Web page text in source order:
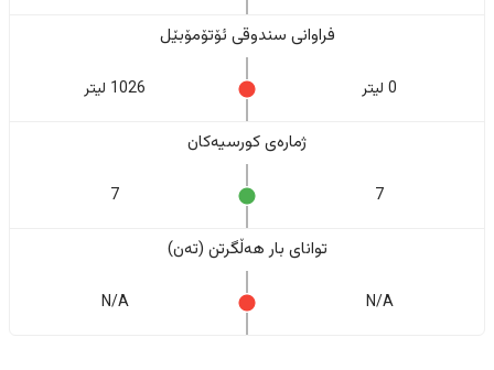
فراوانی سندوقی ئۆتۆمۆبێل
0 لیتر 1026 لیتر
ژمارەی کورسیەکان
7
7
تواناى بار هەڵگرتن (تەن)
N/A
N/A